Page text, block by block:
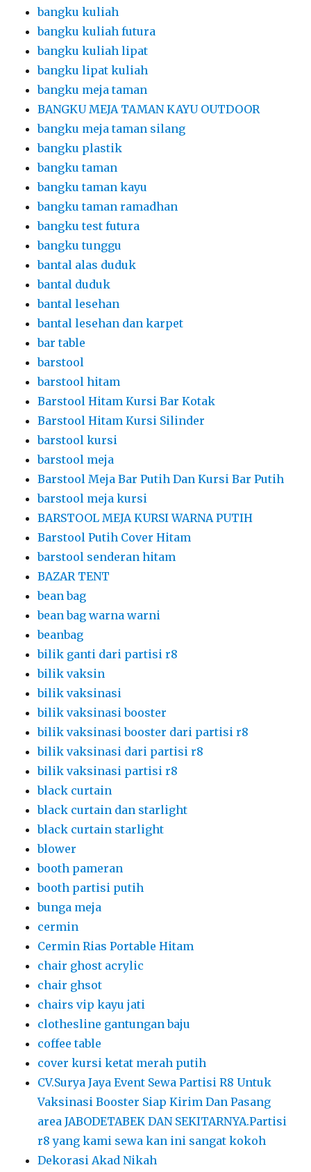
bangku kuliah
bangku kuliah futura
bangku kuliah lipat
bangku lipat kuliah
bangku meja taman
BANGKU MEJA TAMAN KAYU OUTDOOR
bangku meja taman silang
bangku plastik
bangku taman
bangku taman kayu
bangku taman ramadhan
bangku test futura
bangku tunggu
bantal alas duduk
bantal duduk
bantal lesehan
bantal lesehan dan karpet
bar table
barstool
barstool hitam
Barstool Hitam Kursi Bar Kotak
Barstool Hitam Kursi Silinder
barstool kursi
barstool meja
Barstool Meja Bar Putih Dan Kursi Bar Putih
barstool meja kursi
BARSTOOL MEJA KURSI WARNA PUTIH
Barstool Putih Cover Hitam
barstool senderan hitam
BAZAR TENT
bean bag
bean bag warna warni
beanbag
bilik ganti dari partisi r8
bilik vaksin
bilik vaksinasi
bilik vaksinasi booster
bilik vaksinasi booster dari partisi r8
bilik vaksinasi dari partisi r8
bilik vaksinasi partisi r8
black curtain
black curtain dan starlight
black curtain starlight
blower
booth pameran
booth partisi putih
bunga meja
cermin
Cermin Rias Portable Hitam
chair ghost acrylic
chair ghsot
chairs vip kayu jati
clothesline gantungan baju
coffee table
cover kursi ketat merah putih
CV.Surya Jaya Event Sewa Partisi R8 Untuk
Vaksinasi Booster Siap Kirim Dan Pasang
area JABODETABEK DAN SEKITARNYA.Partisi
r8 yang kami sewa kan ini sangat kokoh
Dekorasi Akad Nikah